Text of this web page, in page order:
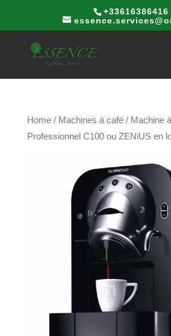
+33616386416
Home/ Machines à café/ Machine
Professionnel C100 ou ZENiUS en